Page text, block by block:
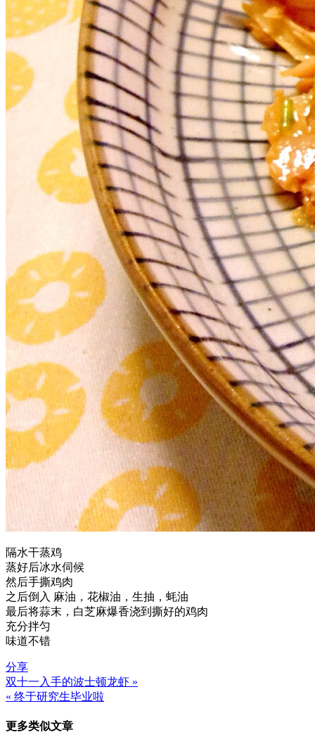
隔水干蒸鸡
蒸好后冰水伺候
然后手撕鸡肉
之后倒入 麻油，花椒油，生抽，蚝油
最后将蒜末，白芝麻爆香浇到撕好的鸡肉
充分拌匀
味道不错
分享
文
章
双十一入手的波士顿龙虾 »
« 终于研究生毕业啦
更多类似文章